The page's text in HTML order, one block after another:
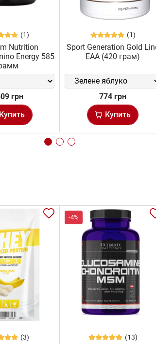
(1)
Nutrition
Energy 585
грн
Купить
(1)
Sport Generation Gold
EAA (420 грам)
774 грн
Купить
(3)
-4%
(13)